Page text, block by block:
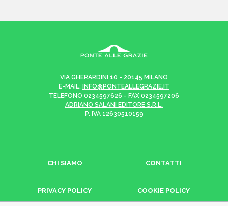
VIA GHERARDINI 10 - 20145 MILANO
E-MAIL:
INFO@PONTEALLEGRAZIE.IT
TELEFONO 0234597626 - FAX 0234597206
ADRIANO SALANI EDITORE S.R.L.
P. IVA 12630510159
CHI SIAMO CONTATTI
PRIVACY POLICY COOKIE POLICY